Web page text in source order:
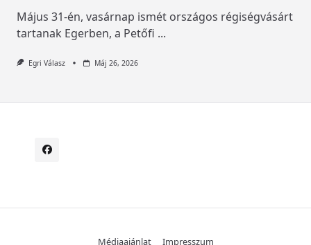
Május 31-én, vasárnap ismét országos régiségvásárt
tartanak Egerben, a Petőfi ...
Egri Válasz Máj 26, 2026
Médiaajánlat Impresszum